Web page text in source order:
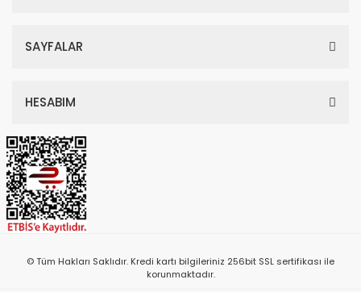
SAYFALAR
HESABIM
© Tüm Hakları Saklıdır. Kredi kartı bilgileriniz 256bit SSL sertifikası ile
korunmaktadır.